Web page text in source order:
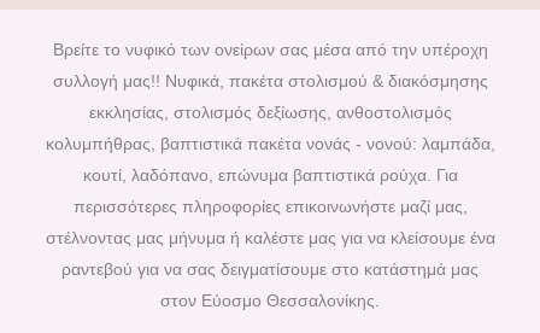
e
b
o
o
k
t
e
r
e
s
t
t
a
g
r
a
m
t
u
b
Βρείτε το νυφικό των ονείρων σας μέσα από την υπέροχη
συλλογή μας!! Νυφικά, πακέτα στολισμού & διακόσμησης
εκκλησίας, στολισμός δεξίωσης, ανθοστολισμός
κολυμπήθρας, βαπτιστικά πακέτα νονάς - νονού: λαμπάδα,
κουτί, λαδόπανο, επώνυμα βαπτιστικά ρούχα. Για
περισσότερες πληροφορίες επικοινωνήστε μαζί μας,
στέλνοντας μας μήνυμα ή καλέστε μας για να κλείσουμε ένα
ραντεβού για να σας δειγματίσουμε στο κατάστημά μας
στον Εύοσμο Θεσσαλονίκης.